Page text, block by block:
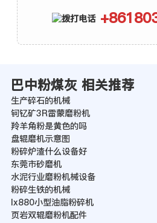
巴中粉煤灰 相关推荐
生产碎石的机械
钶钇矿3R雷蒙磨粉机
羚羊角粉是黄色的吗
盘辊磨机示意图
粉碎炉渣什么设备好
东莞市砂磨机
水泥行业磨粉机械设备
粉碎生铁的机械
lx880小型油脂粉碎机
页岩双辊磨粉机配件